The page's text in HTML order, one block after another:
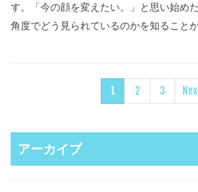
す。「今の顔を変えたい。」と思い始め
角度でどう見られているのかを知ること
1 2 3
アーカイブ